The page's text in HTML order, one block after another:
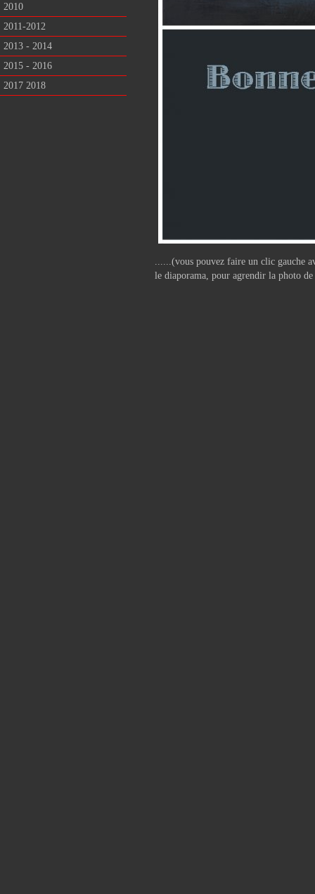
......(vous pouvez faire un clic gauche
le diaporama, pour agrendir la photo
2010
2011-2012
2013 - 2014
2015 - 2016
2017 2018